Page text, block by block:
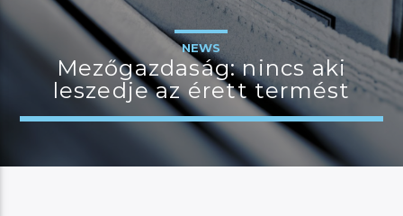
Travis : Side
JELENLEGI MŰSOR
KANAPÉ
NEWS
Mezőgazdaság: nincs aki
leszedje az érett termést